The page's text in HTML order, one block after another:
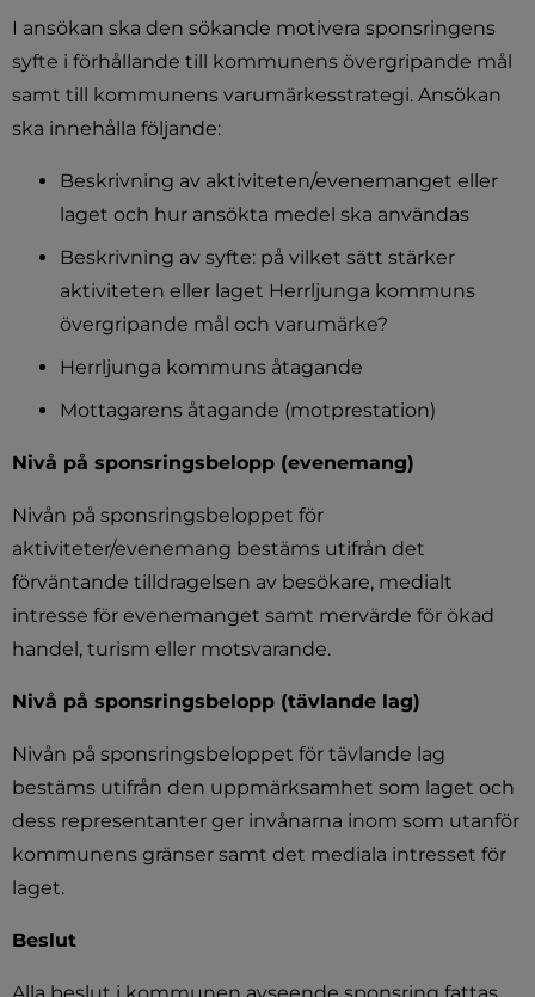
I ansökan ska den sökande motivera sponsringens
syfte i förhållande till kommunens övergripande mål
samt till kommunens varumärkesstrategi. Ansökan
ska innehålla följande:
Beskrivning av aktiviteten/evenemanget eller
laget och hur ansökta medel ska användas
Beskrivning av syfte: på vilket sätt stärker
aktiviteten eller laget Herrljunga kommuns
övergripande mål och varumärke?
Herrljunga kommuns åtagande
Mottagarens åtagande (motprestation)
Nivå på sponsringsbelopp (evenemang)
Nivån på sponsringsbeloppet för
aktiviteter/evenemang bestäms utifrån det
förväntande tilldragelsen av besökare, medialt
intresse för evenemanget samt mervärde för ökad
handel, turism eller motsvarande.
Nivå på sponsringsbelopp (tävlande lag)
Nivån på sponsringsbeloppet för tävlande lag
bestäms utifrån den uppmärksamhet som laget och
dess representanter ger invånarna inom som utanför
kommunens gränser samt det mediala intresset för
laget.
Beslut